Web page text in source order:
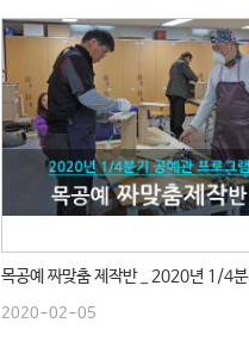
목공예 짜맞춤 제작반 _ 2020년 1/4
2020-02-05